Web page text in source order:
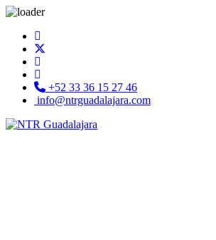
+52 33 36 15 27 46
info@ntrguadalajara.com